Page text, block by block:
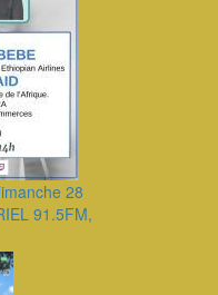
28
91.5FM,